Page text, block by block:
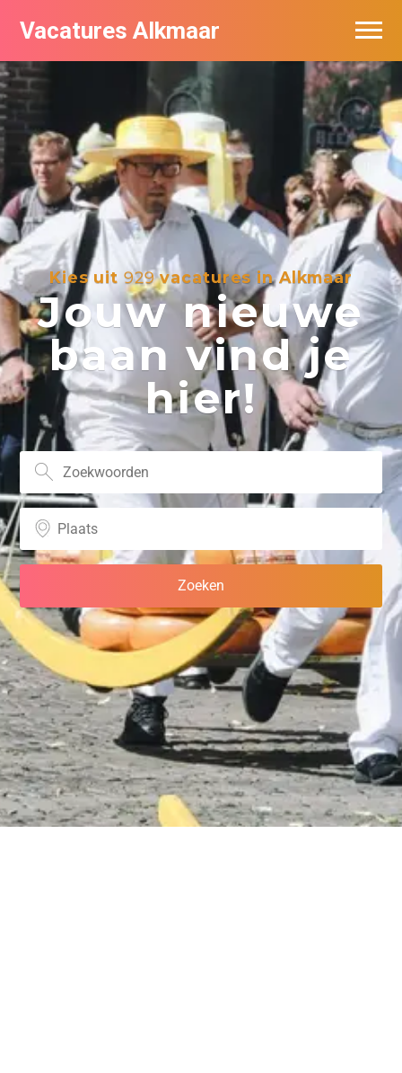
Vacatures Alkmaar
Kies uit 929vacatures in Alkmaar
Jouw nieuwe
baan vind je
hier!
Vacatures per bedrijf
Nieuwsbrief feed